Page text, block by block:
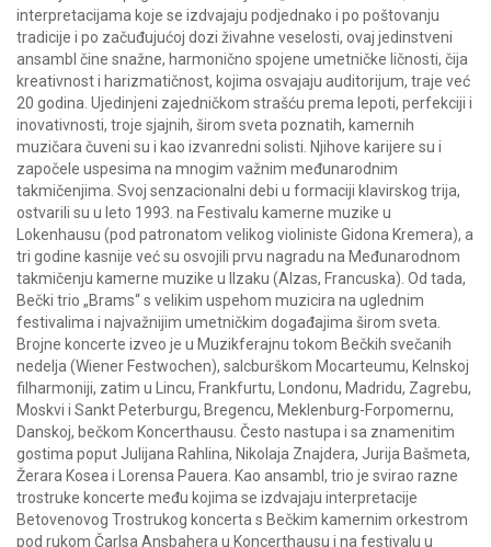
interpretacijama koje se izdvajaju podjednako i po poštovanju
tradicije i po začuđujućoj dozi živahne veselosti, ovaj jedinstveni
ansambl čine snažne, harmonično spojene umetničke ličnosti, čija
kreativnost i harizmatičnost, kojima osvajaju auditorijum, traje već
20 godina. Ujedinjeni zajedničkom strašću prema lepoti, perfekciji i
inovativnosti, troje sjajnih, širom sveta poznatih, kamernih
muzičara čuveni su i kao izvanredni solisti. Njihove karijere su i
započele uspesima na mnogim važnim međunarodnim
takmičenjima. Svoj senzacionalni debi u formaciji klavirskog trija,
ostvarili su u leto 1993. na Festivalu kamerne muzike u
Lokenhausu (pod patronatom velikog violiniste Gidona Kremera), a
tri godine kasnije već su osvojili prvu nagradu na Međunarodnom
takmičenju kamerne muzike u Ilzaku (Alzas, Francuska). Od tada,
Bečki trio „Brams“ s velikim uspehom muzicira na uglednim
festivalima i najvažnijim umetničkim događajima širom sveta.
Brojne koncerte izveo je u Muzikferajnu tokom Bečkih svečanih
nedelja (Wiener Festwochen), salcburškom Mocarteumu, Kelnskoj
filharmoniji, zatim u Lincu, Frankfurtu, Londonu, Madridu, Zagrebu,
Moskvi i Sankt Peterburgu, Bregencu, Meklenburg-Forpomernu,
Danskoj, bečkom Koncerthausu. Često nastupa i sa znamenitim
gostima poput Julijana Rahlina, Nikolaja Znajdera, Jurija Bašmeta,
Žerara Kosea i Lorensa Pauera. Kao ansambl, trio je svirao razne
trostruke koncerte među kojima se izdvajaju interpretacije
Betovenovog Trostrukog koncerta s Bečkim kamernim orkestrom
pod rukom Čarlsa Ansbahera u Koncerthausu i na festivalu u